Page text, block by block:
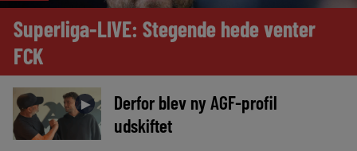
Superliga-LIVE: Stegende hede venter
FCK
►
Derfor blev ny AGF-profil
udskiftet